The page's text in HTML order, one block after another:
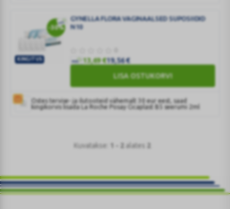
VAGINAALSED
SUPOSIIDID
-30%
KINGITUS
GYNELLA FLORA VAGINAALSED SUPOSIIDID
N10
13,69€19,56€
LISA OSTUKORVI
Ostes tervise- ja ilutooteid vähemalt 30 eur eest, saad
kingikorvis lisada La Roche Posay Cicaplast B5 seerumi 2ml
Kuvatakse: alates